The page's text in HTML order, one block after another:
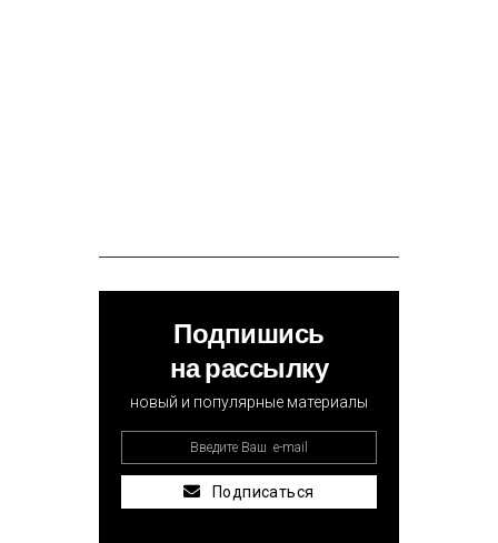
Подпишись
на рассылку
новый и популярные материалы
Подписаться